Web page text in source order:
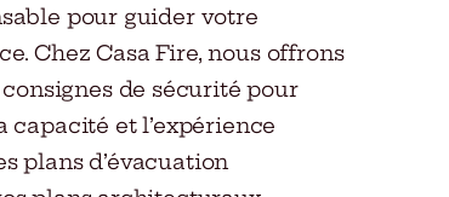
pour guider votre
Chez Casa Fire, nous offrons
de sécurité pour
capacité et l’expérience
plans d’évacuation